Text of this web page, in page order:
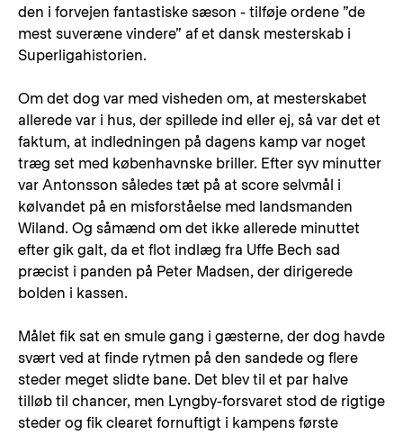
den i forvejen fantastiske sæson - tilføje ordene ”de
mest suveræne vindere” af et dansk mesterskab i
Superligahistorien.
Om det dog var med visheden om, at mesterskabet
allerede var i hus, der spillede ind eller ej, så var det et
faktum, at indledningen på dagens kamp var noget
træg set med københavnske briller. Efter syv minutter
var Antonsson således tæt på at score selvmål i
kølvandet på en misforståelse med landsmanden
Wiland. Og såmænd om det ikke allerede minuttet
efter gik galt, da et flot indlæg fra Uffe Bech sad
præcist i panden på Peter Madsen, der dirigerede
bolden i kassen.
Målet fik sat en smule gang i gæsterne, der dog havde
svært ved at finde rytmen på den sandede og flere
steder meget slidte bane. Det blev til et par halve
tilløb til chancer, men Lyngby-forsvaret stod de rigtige
steder og fik clearet fornuftigt i kampens første